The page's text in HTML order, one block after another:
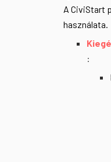
A CiviStart
használata.
: